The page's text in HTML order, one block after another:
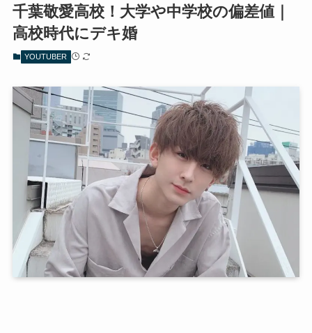
千葉敬愛高校！大学や中学校の偏差値｜
高校時代にデキ婚
YOUTUBER